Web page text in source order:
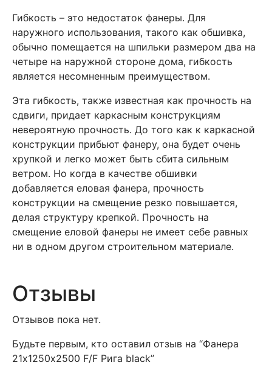
Гибкость – это недостаток фанеры. Для
наружного использования, такого как обшивка,
обычно помещается на шпильки размером два на
четыре на наружной стороне дома, гибкость
является несомненным преимуществом.
Эта гибкость, также известная как прочность на
сдвиги, придает каркасным конструкциям
невероятную прочность. До того как к каркасной
конструкции прибьют фанеру, она будет очень
хрупкой и легко может быть сбита сильным
ветром. Но когда в качестве обшивки
добавляется еловая фанера, прочность
конструкции на смещение резко повышается,
делая структуру крепкой. Прочность на
смещение еловой фанеры не имеет себе равных
ни в одном другом строительном материале.
Отзывы
Отзывов пока нет.
Будьте первым, кто оставил отзыв на “Фанера
21х1250х2500 F/F Рига black”